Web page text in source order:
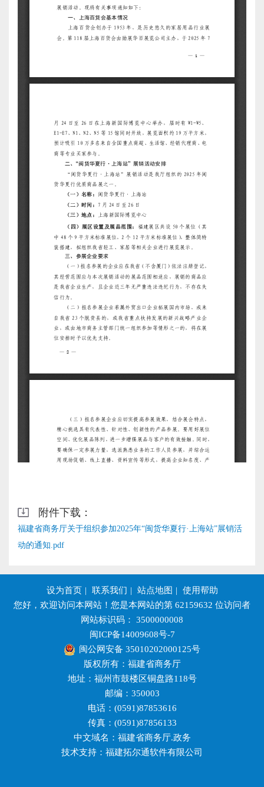
附件下载：
福建省商务厅关于组织参加2025年“闽货华夏行·上海站”展销活
动的通知.pdf
设为首页 | 联系我们 | 站点地图 |
使用帮助
您好，欢迎访问本网站！您是本网站的第 62159632 位访问者
网站标识码： 3500000008
闽ICP备14009608号-7
闽公网安备 35010202000125号
版权所有：福建省商务厅
地址：福州市鼓楼区铜盘路118号
邮编：350003
电话：(0591)87853616
传真：(0591)87856133
中文域名：福建省商务厅.政务
技术支持：福建拓尔通软件有限公司